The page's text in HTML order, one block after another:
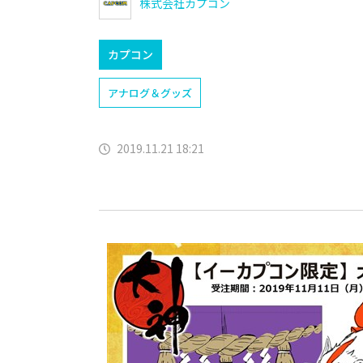
カプコン
アナログ＆グッズ
2019.11.21 18:21